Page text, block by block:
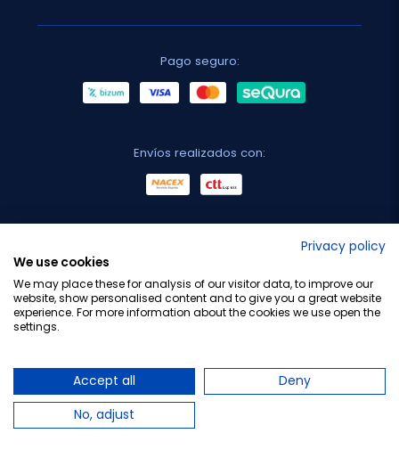
Pago seguro:
Envíos realizados con:
Privacy policy
We use cookies
We may place these for analysis of our visitor data, to improve our
website, show personalised content and to give you a great website
experience. For more information about the cookies we use open the
settings.
Accept all
Deny
No, adjust